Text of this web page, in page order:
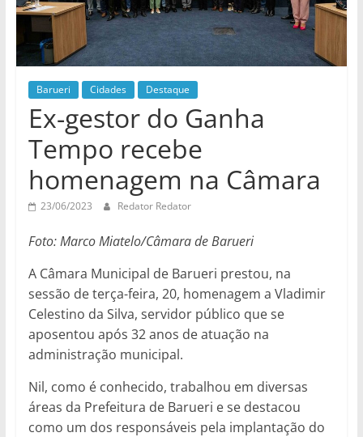
Barueri Cidades Destaque
Ex-gestor do Ganha
Tempo recebe
homenagem na Câmara
23/06/2023 Redator Redator
Foto: Marco Miatelo/Câmara de Barueri
A Câmara Municipal de Barueri prestou, na
sessão de terça-feira, 20, homenagem a Vladimir
Celestino da Silva, servidor público que se
aposentou após 32 anos de atuação na
administração municipal.
Nil, como é conhecido, trabalhou em diversas
áreas da Prefeitura de Barueri e se destacou
como um dos responsáveis pela implantação do